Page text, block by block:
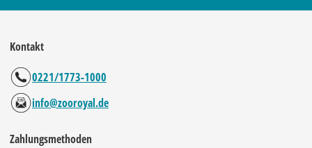
Kontakt
0221/1773-1000
info@zooroyal.de
Zahlungsmethoden